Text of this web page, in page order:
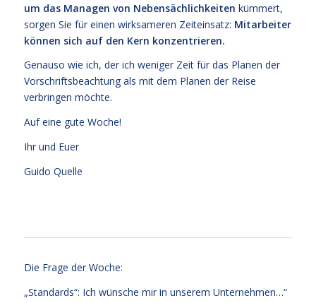
um das Managen von Nebensächlichkeiten kümmert,
sorgen Sie für einen wirksameren Zeiteinsatz: Mitarbeiter
können sich auf den Kern konzentrieren.
Genauso wie ich, der ich weniger Zeit für das Planen der
Vorschriftsbeachtung als mit dem Planen der Reise
verbringen möchte.
Auf eine gute Woche!
Ihr und Euer
Guido Quelle
Die Frage der Woche:
„Standards“: Ich wünsche mir in unserem Unternehmen…“